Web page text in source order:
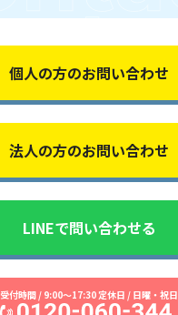
個人の方のお問い合わせ
法人の方のお問い合わせ
LINEで問い合わせる
受付時間 / 9:00〜17:30 定休日 / 日曜・祝日